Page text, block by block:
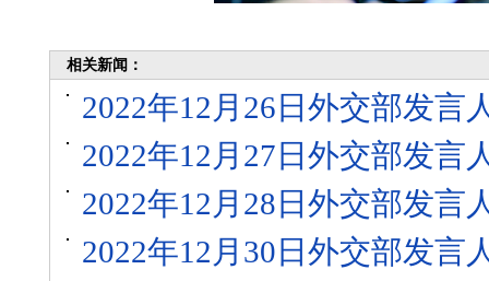
相关新闻：
2022年12月26日外交部发言
2022年12月27日外交部发言
2022年12月28日外交部发言
2022年12月30日外交部发言